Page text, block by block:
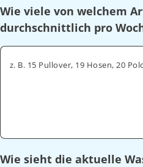
Wie viele von welchem
durchschnittlich pro
z. B. 15 Pullover, 19 Hosen, 20
Wie sieht die aktuelle